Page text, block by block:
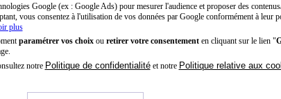
Google (ex : Google Ads) pour mesurer l'audience et proposer des
vous consentez à l'utilisation de vos données par Google conformément à leur
plus
paramétrer vos choixou retirer votre consentementen cliquant sur le lien "
notre Politique de confidentialitéet notre Politique relative aux